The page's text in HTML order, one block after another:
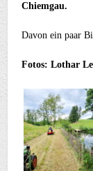
Chiemgau.
Davon ein paar
Fotos: Lothar